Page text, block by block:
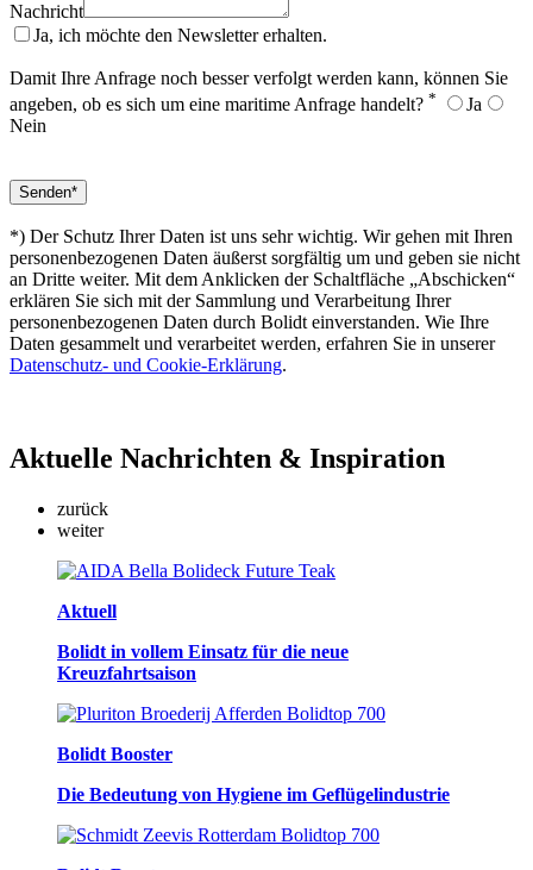
Nachricht
Ja, ich möchte den Newsletter erhalten.
Damit Ihre Anfrage noch besser verfolgt werden kann, können Sie
angeben, ob es sich um eine maritime Anfrage handelt? *
Ja
Nein
*) Der Schutz Ihrer Daten ist uns sehr wichtig. Wir gehen mit Ihren
personenbezogenen Daten äußerst sorgfältig um und geben sie nicht
an Dritte weiter. Mit dem Anklicken der Schaltfläche „Abschicken“
erklären Sie sich mit der Sammlung und Verarbeitung Ihrer
personenbezogenen Daten durch Bolidt einverstanden. Wie Ihre
Daten gesammelt und verarbeitet werden, erfahren Sie in unserer
Datenschutz- und Cookie-Erklärung.
Aktuelle Nachrichten & Inspiration
zurück
weiter
Aktuell
Bolidt in vollem Einsatz für die neue
Kreuzfahrtsaison
Bolidt Booster
Die Bedeutung von Hygiene im Geflügelindustrie